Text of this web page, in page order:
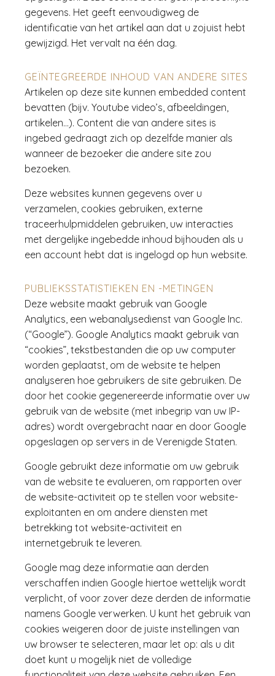
gegevens. Het geeft eenvoudigweg de
identificatie van het artikel aan dat u zojuist hebt
gewijzigd. Het vervalt na één dag.
GEÏNTEGREERDE INHOUD VAN ANDERE SITES
Artikelen op deze site kunnen embedded content
bevatten (bijv. Youtube video’s, afbeeldingen,
artikelen…). Content die van andere sites is
ingebed gedraagt zich op dezelfde manier als
wanneer de bezoeker die andere site zou
bezoeken.
Deze websites kunnen gegevens over u
verzamelen, cookies gebruiken, externe
traceerhulpmiddelen gebruiken, uw interacties
met dergelijke ingebedde inhoud bijhouden als u
een account hebt dat is ingelogd op hun website.
PUBLIEKSSTATISTIEKEN EN -METINGEN
Deze website maakt gebruik van Google
Analytics, een webanalysedienst van Google Inc.
(“Google”). Google Analytics maakt gebruik van
“cookies”, tekstbestanden die op uw computer
worden geplaatst, om de website te helpen
analyseren hoe gebruikers de site gebruiken. De
door het cookie gegenereerde informatie over uw
gebruik van de website (met inbegrip van uw IP-
adres) wordt overgebracht naar en door Google
opgeslagen op servers in de Verenigde Staten.
Google gebruikt deze informatie om uw gebruik
van de website te evalueren, om rapporten over
de website-activiteit op te stellen voor website-
exploitanten en om andere diensten met
betrekking tot website-activiteit en
internetgebruik te leveren.
Google mag deze informatie aan derden
verschaffen indien Google hiertoe wettelijk wordt
verplicht, of voor zover deze derden de informatie
namens Google verwerken. U kunt het gebruik van
cookies weigeren door de juiste instellingen van
uw browser te selecteren, maar let op: als u dit
doet kunt u mogelijk niet de volledige